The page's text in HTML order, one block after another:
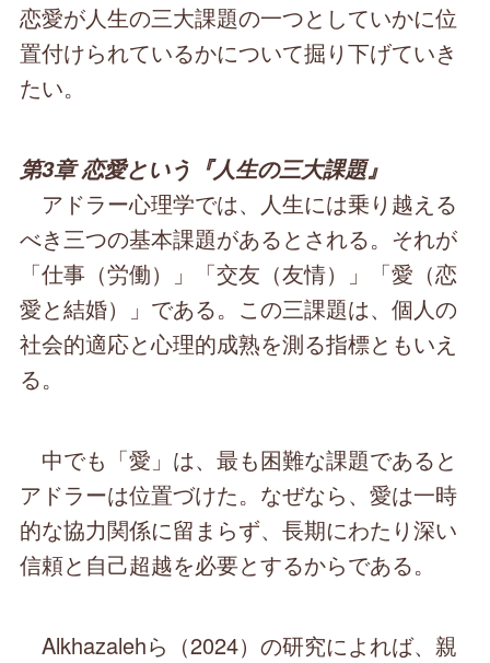
恋愛が人生の三大課題の一つとしていかに位
置付けられているかについて掘り下げていき
たい。
第3章 恋愛という『人生の三大課題』
アドラー心理学では、人生には乗り越える
べき三つの基本課題があるとされる。それが
「仕事（労働）」「交友（友情）」「愛（恋
愛と結婚）」である。この三課題は、個人の
社会的適応と心理的成熟を測る指標ともいえ
る。
中でも「愛」は、最も困難な課題であると
アドラーは位置づけた。なぜなら、愛は一時
的な協力関係に留まらず、長期にわたり深い
信頼と自己超越を必要とするからである。
Alkhazalehら（2024）の研究によれば、親